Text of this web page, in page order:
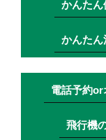
かんたん
かんたん
電話予約or
飛行機